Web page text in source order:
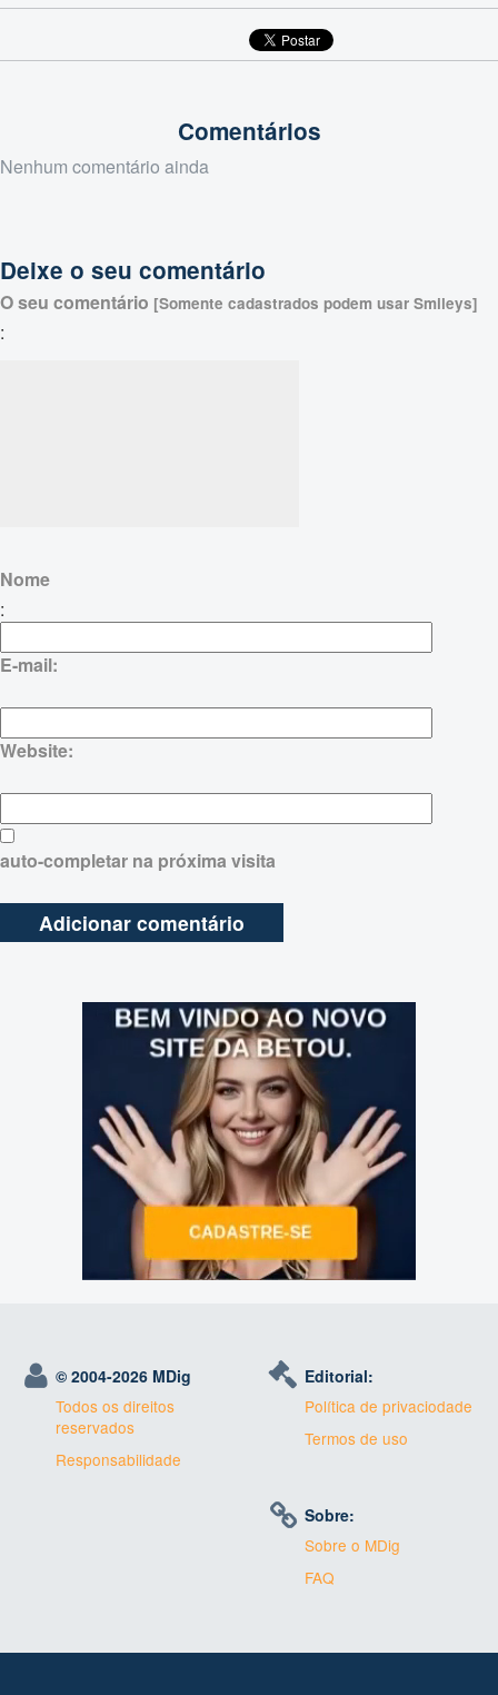
Comentários
Nenhum comentário ainda
Deixe o seu comentário
O seu comentário [Somente cadastrados podem usar Smileys]
:
Nome
:
E-mail:
Website:
auto-completar na próxima visita
© 2004-2026 MDig
Todos os direitos
reservados
Responsabilidade
Editorial:
Política de privaciodade
Termos de uso
Sobre:
Sobre o MDig
FAQ